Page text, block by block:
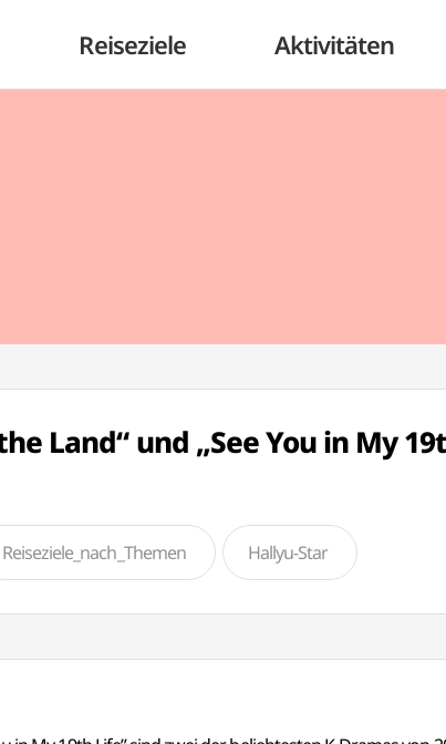
Reiseziele Aktivitäten
Land“ und „See You in My
Reiseziele_nach_Themen Hallyu-Star